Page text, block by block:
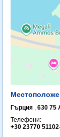
Гърция , 630 75
Телефони:
+30 23770